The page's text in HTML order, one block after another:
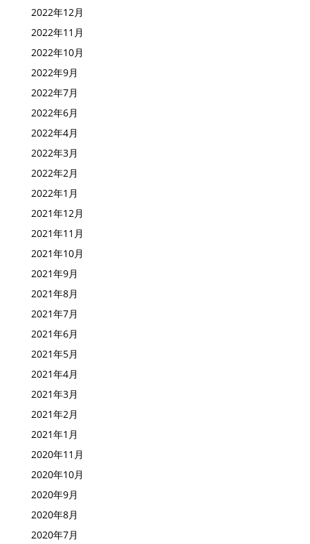
2022年12月
2022年11月
2022年10月
2022年9月
2022年7月
2022年6月
2022年4月
2022年3月
2022年2月
2022年1月
2021年12月
2021年11月
2021年10月
2021年9月
2021年8月
2021年7月
2021年6月
2021年5月
2021年4月
2021年3月
2021年2月
2021年1月
2020年11月
2020年10月
2020年9月
2020年8月
2020年7月